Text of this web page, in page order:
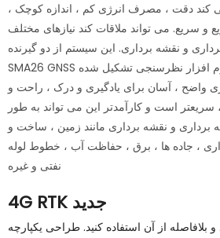
می کند دقت ، مصرف انرژی کم ، اندازه کوچک ،
و سریع. می تواند ملاقات کند نیازهای مختلف
و نقشه برداری. این سیستم از دو گیرنده
SMA26 GNSS و یک دستی دستی با نرم افزار نظرسنجی تشکیل شده
واضح ، آسان برای یادگیری و درک ، راحت و
سریعتر است و کارآمدتر این می تواند به طور
برداری و نقشه برداری مانند زمین ، ساخت و
، جاده ها ، برق ، حفاظت آب ، خطوط لوله
نفتی و غیره
4G RTK جدید
از آن استفاده کنید. طراحی یکپارچه